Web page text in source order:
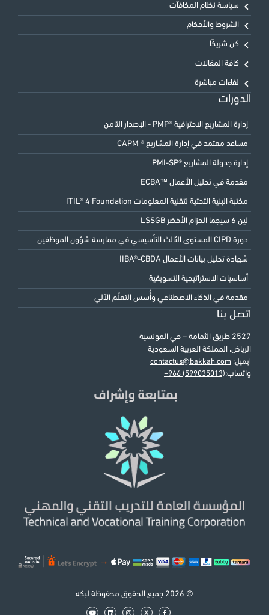
سياسة نظام المكافآت
الشروط والأحكام
كن شريكًا
كافة المقالات
لقاءات مباشرة
الدورات
إدارة المشاريع الاحترافية ®PMP - الإصدار الثامن
مساعد معتمد في إدارة المشاريع ® CAPM
إدارة جدولة المشاريع ®PMI-SP
مقدمة في تحليل الأعمال ™ECBA
مكتبة البنية التحتية لتقنية المعلومات ITIL® 4 Foundation
لين 6 سيجما الحزام الأخضر LSSGB
دورة CIPD المستوى الثالث التأسيسي في ممارسة شؤون الموظفين
شهادة تحليل بيانات الأعمال IIBA®-CBDA
أساسيات الاستراتيجية التسويقية
مقدمة في الذكاء الاصطناعي وأُسس التعلّم الآلي
اتصل بنا
2527 طريق الثمامة – حي المونسية
الرياض، المملكة العربية السعودية
ايميل: contactus@bakkah.com
واتساب:+966 (599035013)
© 2026 جميع الحقوق محفوظة لبكه
x